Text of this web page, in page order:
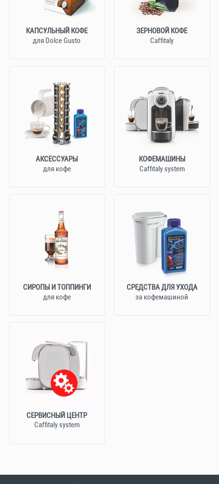
КАПСУЛЬНЫЙ КОФЕ
для Dolce Gusto
ЗЕРНОВОЙ КОФЕ
Caffitaly
АКСЕССУАРЫ
для кофе
КОФЕМАШИНЫ
Caffitaly system
СИРОПЫ И ТОППИНГИ
для кофе
СРЕДСТВА ДЛЯ УХОДА
за кофемашиной
СЕРВИСНЫЙ ЦЕНТР
Caffitaly system